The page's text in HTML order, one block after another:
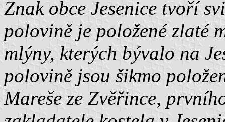
Znak obce Jesenice tvoří
polovině je položené zlaté
mlýny, kterých bývalo na
polovině jsou šikmo
Mareše ze Zvěřince,